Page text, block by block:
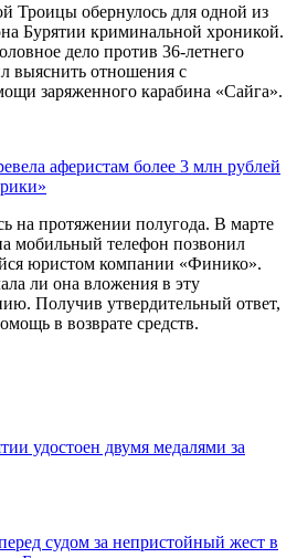
Троицы обернулось для одной из
Бурятии криминальной хроникой.
дело против 36-летнего
выяснить отношения с
заряженного карабина «Сайга».
аферистам более 3 млн рублей
на протяжении полугода. В марте
мобильный телефон позвонил
юристом компании «Финико».
ли она вложения в эту
Получив утвердительный ответ,
в возврате средств.
удостоен двумя медалями за
судом за непристойный жест в